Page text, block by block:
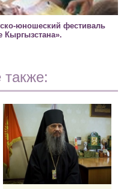
юношеский фестиваль
Кыргызстана».
также: